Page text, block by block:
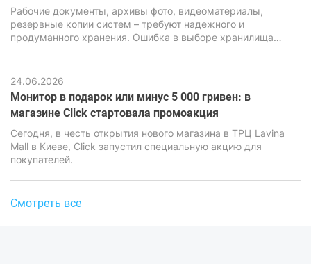
Рабочие документы, архивы фото, видеоматериалы,
резервные копии систем – требуют надежного и
продуманного хранения. Ошибка в выборе хранилища
поэтому вопрос выбора между облачными сервисами и
локальными накопителями стоит особенно остро.
24.06.2026
Монитор в подарок или минус 5 000 гривен: в
магазине Click стартовала промоакция
Сегодня, в честь открытия нового магазина в ТРЦ Lavina
Mall в Киеве, Click запустил специальную акцию для
покупателей.
Смотреть все